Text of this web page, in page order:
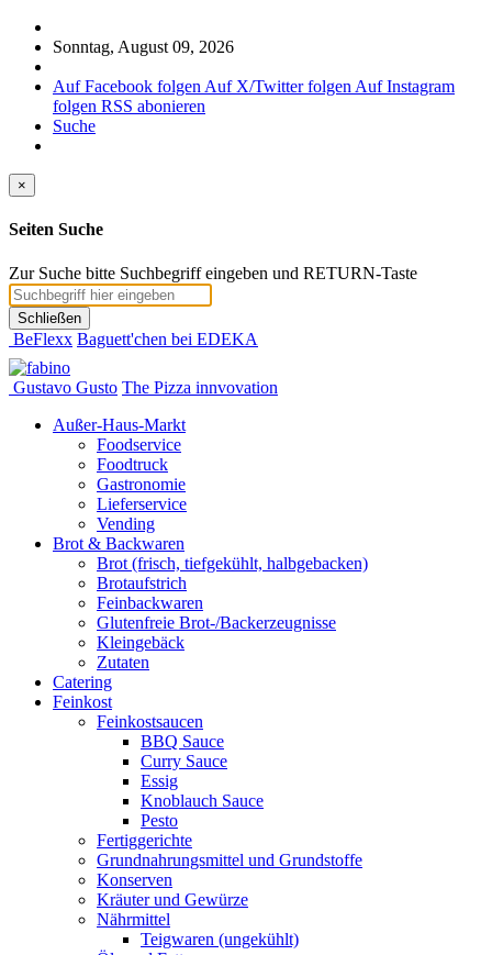
Sonntag, August 09, 2026
Auf Facebook folgen Auf X/Twitter folgen Auf Instagram
folgen RSS abonieren
Suche
×
Seiten Suche
Zur Suche bitte Suchbegriff eingeben und RETURN-Taste
Schließen
BeFlexx Baguett'chen bei EDEKA
Gustavo Gusto The Pizza innvovation
Außer-Haus-Markt
Foodservice
Foodtruck
Gastronomie
Lieferservice
Vending
Brot & Backwaren
Brot (frisch, tiefgekühlt, halbgebacken)
Brotaufstrich
Feinbackwaren
Glutenfreie Brot-/Backerzeugnisse
Kleingebäck
Zutaten
Catering
Feinkost
Feinkostsaucen
BBQ Sauce
Curry Sauce
Essig
Knoblauch Sauce
Pesto
Fertiggerichte
Grundnahrungsmittel und Grundstoffe
Konserven
Kräuter und Gewürze
Nährmittel
Teigwaren (ungekühlt)